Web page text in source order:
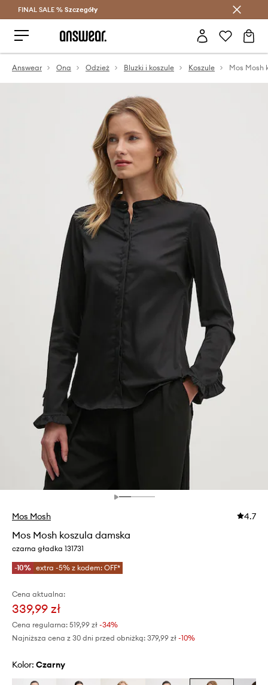
Oszczędzaj z Answear Club >
FINAL SALE % Szczegóły
Answear Ona Odzież Bluzki i koszule Koszule Mos Mosh
Mos Mosh 4.7
Mos Mosh koszula damska
czarna gładka 131731
-10% extra -5% z kodem: OFF*
Cena aktualna:
339,99 zł
Cena regularna: 519,99 zł -34%
Najniższa cena z 30 dni przed obniżką: 379,99 zł -10%
Kolor: czarny